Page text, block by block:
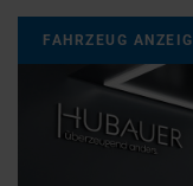
FAHRZEUG